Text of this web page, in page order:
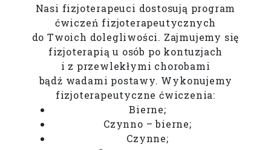
Nasi fizjoterapeuci dostosują program
ćwiczeń fizjoterapeutycznych
do Twoich dolegliwości. Zajmujemy się
fizjoterapią u osób po kontuzjach
i z przewlekłymi chorobami
bądź wadami postawy. Wykonujemy
fizjoterapeutyczne ćwiczenia:
Bierne;
Czynno – bierne;
Czynne;